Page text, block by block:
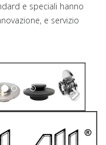
e speciali hanno
e servizio